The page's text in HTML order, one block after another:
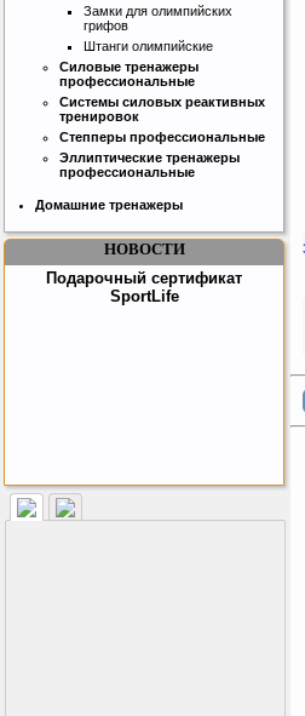
Замки для олимпийских
грифов
Штанги олимпийские
Силовые тренажеры
профессиональные
Системы силовых реактивных
тренировок
Степперы профессиональные
Эллиптические тренажеры
профессиональные
Домашние тренажеры
НОВОСТИ
Бесплатная сборка и доставка
товара!
Подарочный сертификат
SportLife
Как заставить женщину
заниматся спортом?